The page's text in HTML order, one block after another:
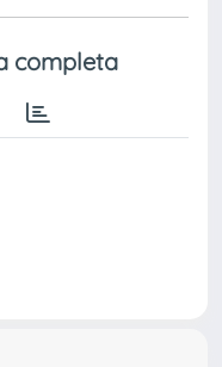
completa